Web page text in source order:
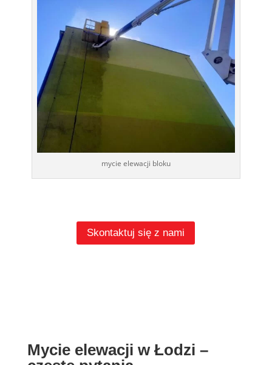
mycie elewacji bloku
Skontaktuj się z nami
Mycie elewacji w Łodzi –